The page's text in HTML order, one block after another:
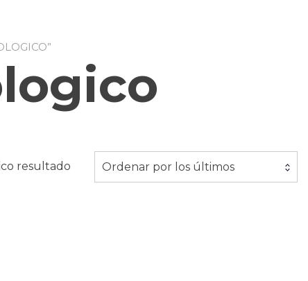
resultado Ordenar por los últimos